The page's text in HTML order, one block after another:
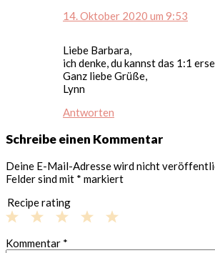
14. Oktober 2020 um 9:53
Liebe Barbara,
ich denke, du kannst das 1:1
Ganz liebe Grüße,
Lynn
Antworten
Schreibe einen Kommentar
Deine E-Mail-Adresse wird nicht
Felder sind mit * markiert
Recipe rating
Stars
Stars
Stars
Stars
Star
Kommentar *